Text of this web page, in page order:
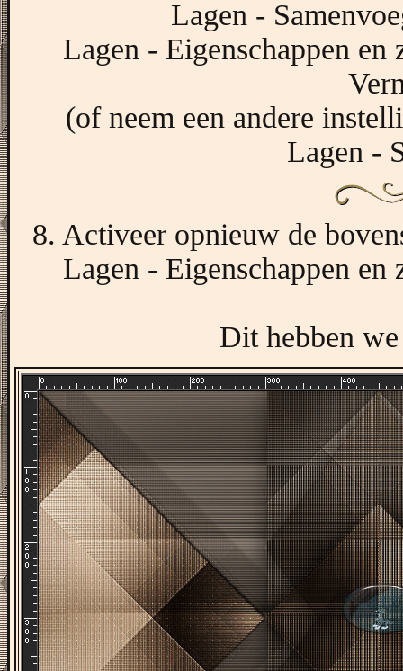
Lagen -
Lagen - Eigenschappen en
(of neem een andere
Lagen -
8. Activeer opnieuw de
Lagen - Eigenschappen en
Dit hebben